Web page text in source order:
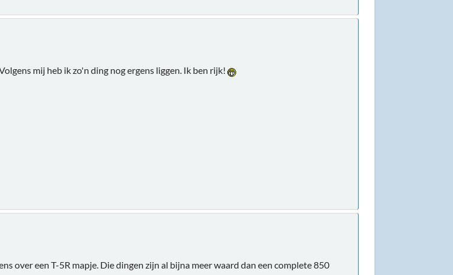
mij heb ik zo'n ding nog ergens liggen. Ik ben rijk!
over een T-5R mapje. Die dingen zijn al bijna meer waard dan een complete 850